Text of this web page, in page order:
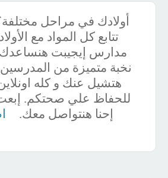
أولادك في مراحل
تتابع كل المواد مع
مدارس إيجيبت
نخبة متميزة من
هتشيل عنك و كله
للحفاظ علي صحتكم.
إحنا هنتواصل معك.